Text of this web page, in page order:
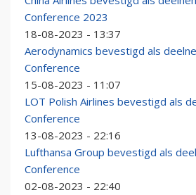
Conference 2023
18-08-2023 - 13:37
Aerodynamics bevestigd als
Conference
15-08-2023 - 11:07
LOT Polish Airlines bevestigd als
Conference
13-08-2023 - 22:16
Lufthansa Group bevestigd als
Conference
02-08-2023 - 22:40